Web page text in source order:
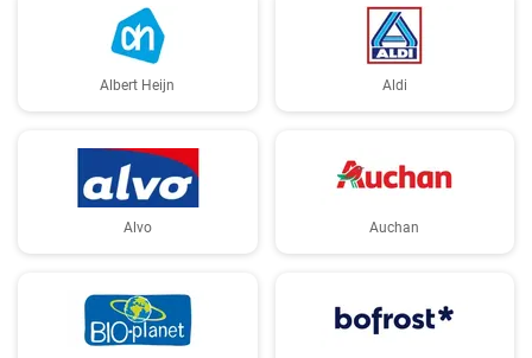
Albert Heijn Aldi
Alvo Auchan